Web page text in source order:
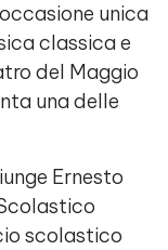
unica
classica e
del Maggio
una delle
Ernesto
scolastico